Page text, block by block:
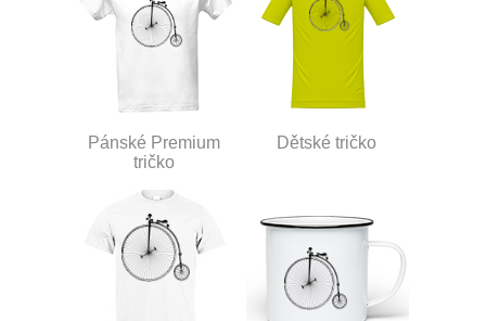
Pánské Premium
tričko
Dětské tričko